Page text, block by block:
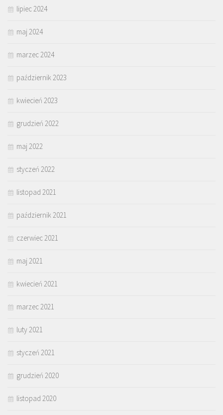
lipiec 2024
maj 2024
marzec 2024
październik 2023
kwiecień 2023
grudzień 2022
maj 2022
styczeń 2022
listopad 2021
październik 2021
czerwiec 2021
maj 2021
kwiecień 2021
marzec 2021
luty 2021
styczeń 2021
grudzień 2020
listopad 2020